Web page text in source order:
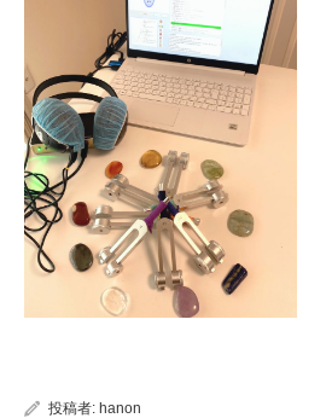
投稿者: hanon